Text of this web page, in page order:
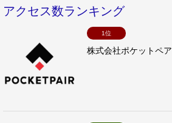
アクセス数ランキング
1位
株式会社ポケットペア